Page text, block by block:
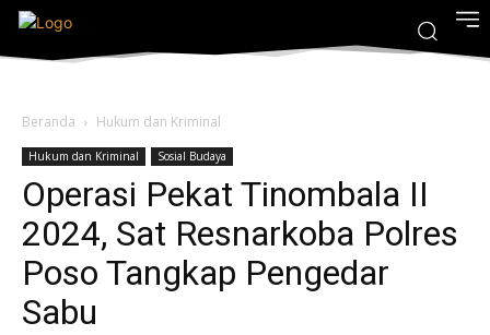
Beranda Hukum dan Kriminal
Hukum dan Kriminal Sosial Budaya
Operasi Pekat Tinombala II
2024, Sat Resnarkoba Polres
Poso Tangkap Pengedar
Sabu